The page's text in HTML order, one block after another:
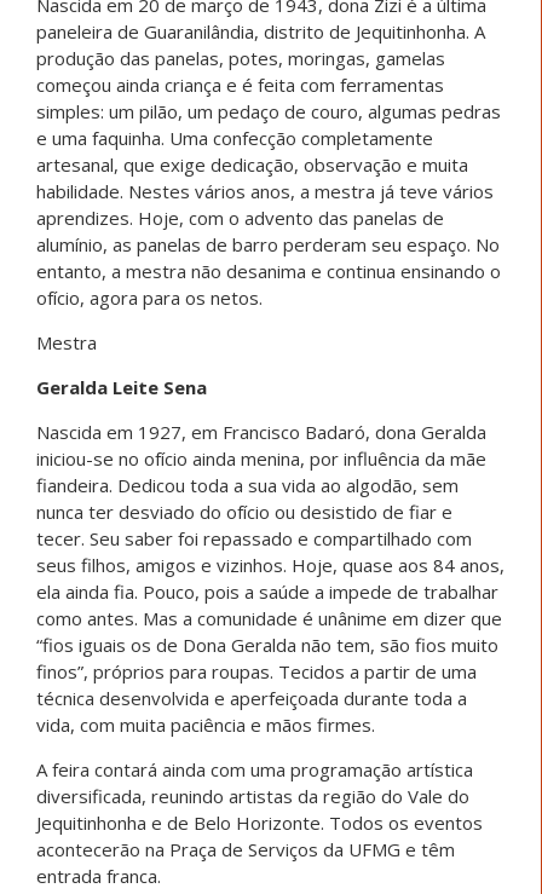
paneleira de Guaranilândia, distrito de Jequitinhonha. A
produção das panelas, potes, moringas, gamelas
começou ainda criança e é feita com ferramentas
simples: um pilão, um pedaço de couro, algumas pedras
e uma faquinha. Uma confecção completamente
artesanal, que exige dedicação, observação e muita
habilidade. Nestes vários anos, a mestra já teve vários
aprendizes. Hoje, com o advento das panelas de
alumínio, as panelas de barro perderam seu espaço. No
entanto, a mestra não desanima e continua ensinando o
ofício, agora para os netos.
Mestra
Geralda Leite Sena
Nascida em 1927, em Francisco Badaró, dona Geralda
iniciou-se no ofício ainda menina, por influência da mãe
fiandeira. Dedicou toda a sua vida ao algodão, sem
nunca ter desviado do ofício ou desistido de fiar e
tecer. Seu saber foi repassado e compartilhado com
seus filhos, amigos e vizinhos. Hoje, quase aos 84 anos,
ela ainda fia. Pouco, pois a saúde a impede de trabalhar
como antes. Mas a comunidade é unânime em dizer que
“fios iguais os de Dona Geralda não tem, são fios muito
finos”, próprios para roupas. Tecidos a partir de uma
técnica desenvolvida e aperfeiçoada durante toda a
vida, com muita paciência e mãos firmes.
A feira contará ainda com uma programação artística
diversificada, reunindo artistas da região do Vale do
Jequitinhonha e de Belo Horizonte. Todos os eventos
acontecerão na Praça de Serviços da UFMG e têm
entrada franca.